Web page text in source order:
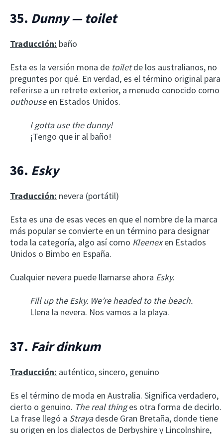
35. Dunny — toilet
Traducción: baño
Esta es la versión mona de toiletde los australianos, no
preguntes por qué. En verdad, es el término original para
referirse a un retrete exterior, a menudo conocido como
outhouseen Estados Unidos.
I gotta use the dunny!
¡Tengo que ir al baño!
36. Esky
Traducción: nevera (portátil)
Esta es una de esas veces en que el nombre de la marca
más popular se convierte en un término para designar
toda la categoría, algo así como Kleenexen Estados
Unidos o Bimbo en España.
Cualquier nevera puede llamarse ahora Esky.
Fill up the Esky. We’re headed to the beach.
Llena la nevera. Nos vamos a la playa.
37. Fair dinkum
Traducción: auténtico, sincero, genuino
Es el término de moda en Australia. Significa verdadero,
cierto o genuino. The real thinges otra forma de decirlo.
La frase llegó a Strayadesde Gran Bretaña, donde tiene
su origen en los dialectos de Derbyshire y Lincolnshire,